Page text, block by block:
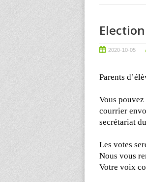
2020-10-05
Parents
Vous
courrier
secrétariat
Les votes
Nous vous
Votre voix